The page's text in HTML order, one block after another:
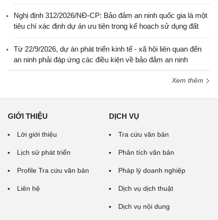
Nghị định 312/2026/NĐ-CP: Bảo đảm an ninh quốc gia là một
tiêu chí xác định dự án ưu tiên trong kế hoạch sử dụng đất
Từ 22/9/2026, dự án phát triển kinh tế - xã hội liên quan đến
an ninh phải đáp ứng các điều kiện về bảo đảm an ninh
Xem thêm
GIỚI THIỆU
Lời giới thiệu
Lịch sử phát triển
Profile Tra cứu văn bản
Liên hệ
DỊCH VỤ
Tra cứu văn bản
Phân tích văn bản
Pháp lý doanh nghiệp
Dịch vụ dịch thuật
Dịch vụ nội dung